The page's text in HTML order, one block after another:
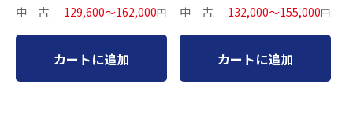
中 古: 129,600～162,000円
カートに追加
中 古: 132,000～155,000円
カートに追加